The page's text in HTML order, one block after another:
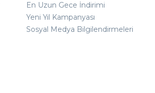
En Uzun Gece İndirimi
Yeni Yıl Kampanyası
Sosyal Medya Bilgilendirmeleri